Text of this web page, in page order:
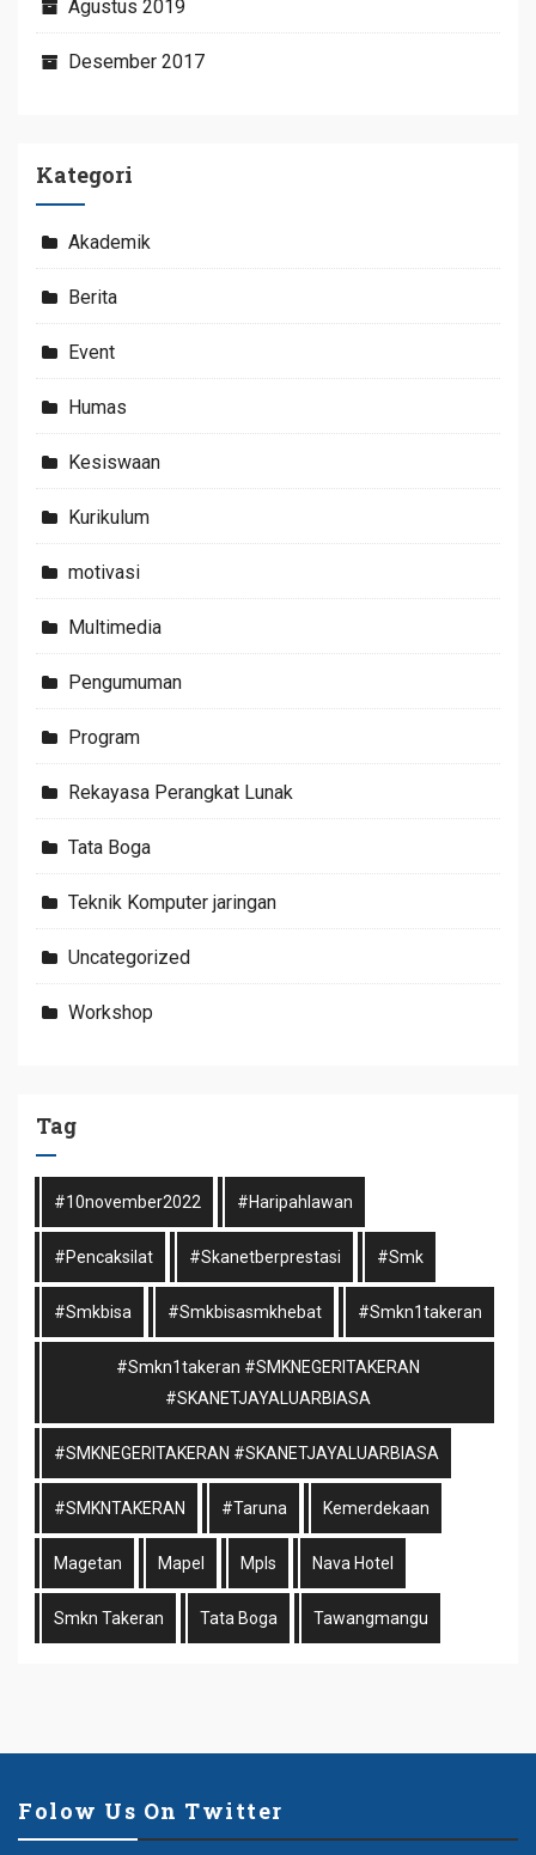
Agustus 2019
Desember 2017
Kategori
Akademik
Berita
Event
Humas
Kesiswaan
Kurikulum
motivasi
Multimedia
Pengumuman
Program
Rekayasa Perangkat Lunak
Tata Boga
Teknik Komputer jaringan
Uncategorized
Workshop
Tag
#10november2022 #haripahlawan
#pencaksilat #skanetberprestasi #smk
#smkbisa #smkbisasmkhebat #smkn1takeran
#smkn1takeran #SMKNEGERITAKERAN
#SKANETJAYALUARBIASA
#SMKNEGERITAKERAN #SKANETJAYALUARBIASA
#SMKNTAKERAN #taruna Kemerdekaan
Magetan Mapel Mpls Nava Hotel
Smkn Takeran Tata Boga Tawangmangu
Folow Us On Twitter